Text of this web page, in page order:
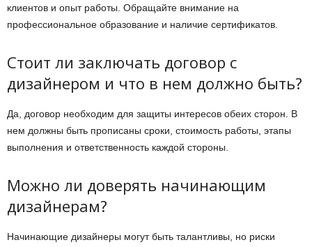
клиентов и опыт работы. Обращайте внимание на
профессиональное образование и наличие сертификатов.
Стоит ли заключать договор с
дизайнером и что в нем должно быть?
Да, договор необходим для защиты интересов обеих сторон. В
нем должны быть прописаны сроки, стоимость работы, этапы
выполнения и ответственность каждой стороны.
Можно ли доверять начинающим
дизайнерам?
Начинающие дизайнеры могут быть талантливы, но риски